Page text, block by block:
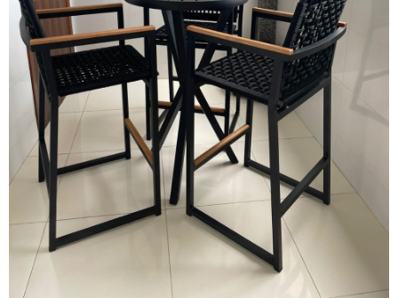
Conjuntos de Mesa
Retangular
Espreguiçadeiras
Ombrelones
Poltrona
Puffs, Champanheiras e
Bancos